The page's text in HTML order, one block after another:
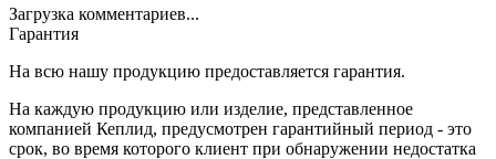
Загрузка комментариев...
Гарантия
На всю нашу продукцию предоставляется гарантия.
На каждую продукцию или изделие, представленное
компанией Кеплид, предусмотрен гарантийный период - это
срок, во время которого клиент при обнаружении недостатка